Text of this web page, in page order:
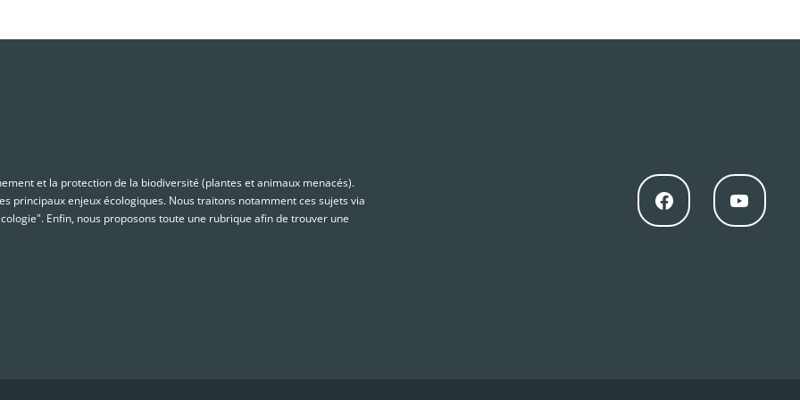
et la protection de la biodiversité (plantes et animaux menacés).
principaux enjeux écologiques. Nous traitons notamment ces sujets via
Enfin, nous proposons toute une rubrique afin de trouver une